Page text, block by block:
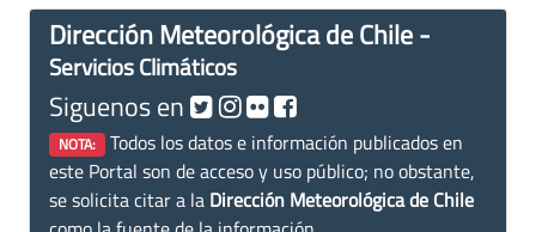
Dirección Meteorológica de Chile -
Servicios Climáticos
Siguenos en
NOTA: Todos los datos e información publicados en
este Portal son de acceso y uso público; no obstante,
se solicita citar a la Dirección Meteorológica de Chile